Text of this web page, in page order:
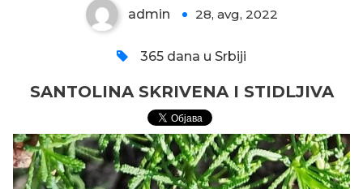
admin 28, avg, 2022
365 dana u Srbiji
SANTOLINA SKRIVENA I STIDLJIVA